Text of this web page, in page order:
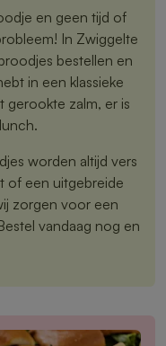
en geen tijd of
In Zwiggelte
bestellen en
in een klassieke
gerookte zalm, er is
worden altijd vers
of een uitgebreide
zorgen voor een
vandaag nog en